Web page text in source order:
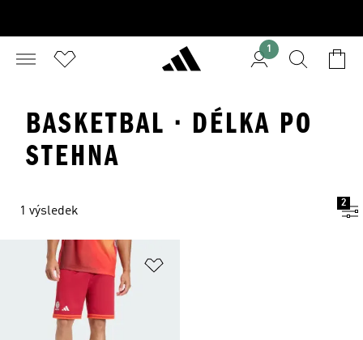
1
BASKETBAL · DÉLKA PO
STEHNA
1 výsledek
2